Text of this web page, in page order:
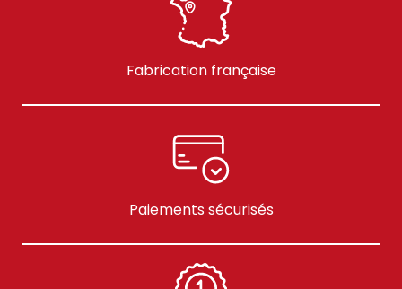
Fabrication française
Paiements sécurisés